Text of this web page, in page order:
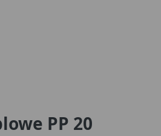
PP 20